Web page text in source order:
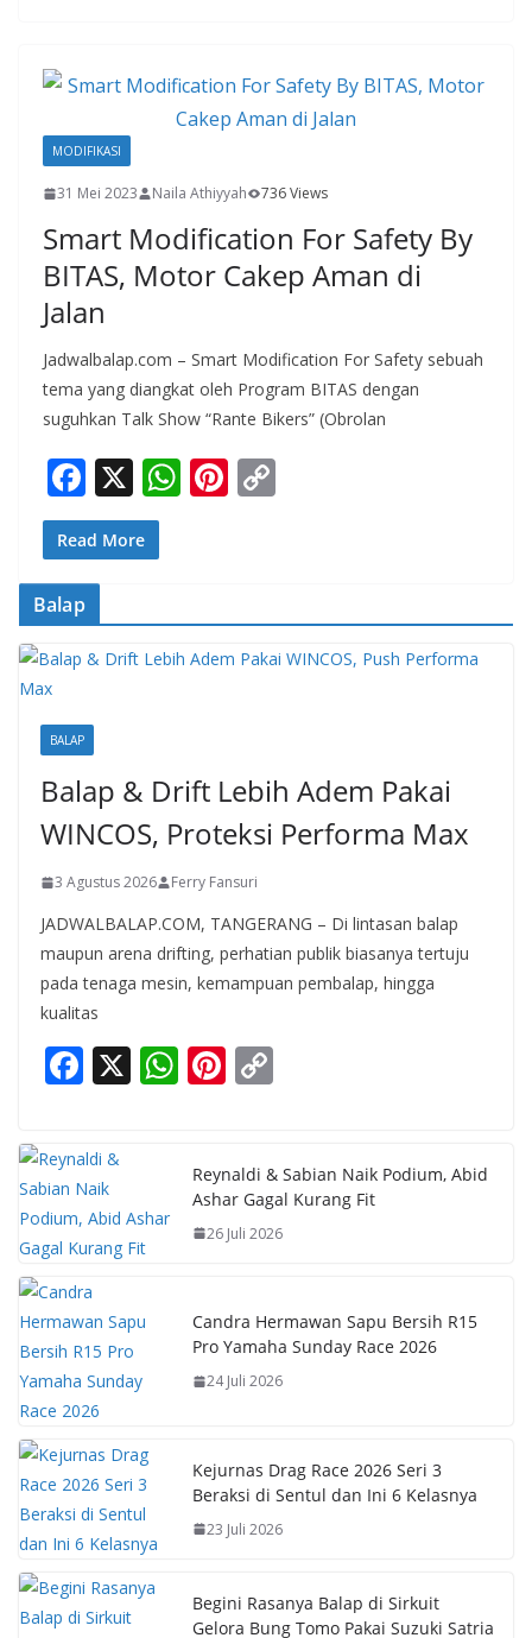
o
k
A
p
p
st Li
n
k
MODIFIKASI
31 Mei 2023 Naila Athiyyah 736 Views
Smart Modification For Safety By
BITAS, Motor Cakep Aman di
Jalan
Jadwalbalap.com – Smart Modification For Safety sebuah
tema yang diangkat oleh Program BITAS dengan
suguhkan Talk Show “Rante Bikers” (Obrolan
F
ac
e
b
o
o
X W
A
p
Pi
st Li
n
Read More
Balap
BALAP
Balap & Drift Lebih Adem Pakai
WINCOS, Proteksi Performa Max
3 Agustus 2026 Ferry Fansuri
JADWALBALAP.COM, TANGERANG – Di lintasan balap
maupun arena drifting, perhatian publik biasanya tertuju
pada tenaga mesin, kemampuan pembalap, hingga
kualitas
F
e
b
o
o
k
X W
s
A
p
Pi
e
st
y
Li
n
Reynaldi & Sabian Naik Podium, Abid
Ashar Gagal Kurang Fit
26 Juli 2026
Candra Hermawan Sapu Bersih R15
Pro Yamaha Sunday Race 2026
24 Juli 2026
Kejurnas Drag Race 2026 Seri 3
Beraksi di Sentul dan Ini 6 Kelasnya
23 Juli 2026
Begini Rasanya Balap di Sirkuit
Gelora Bung Tomo Pakai Suzuki Satria